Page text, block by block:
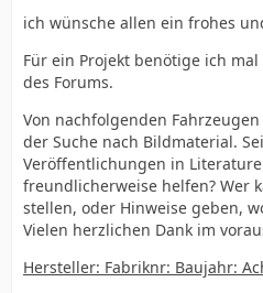
ich wünsche allen ein frohes
Für ein Projekt benötige ich
des Forums.
Von nachfolgenden
der Suche nach Bildmaterial.
Veröffentlichungen in
freundlicherweise helfen? Wer
stellen, oder Hinweise geben,
Vielen herzlichen Dank im
Hersteller: Fabriknr: Baujahr: